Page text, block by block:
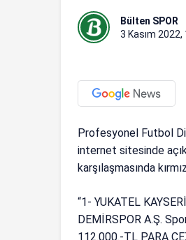
Bülten SPOR
3 Kasım 2022,
Profesyonel Futbol
internet sitesinde
karşılaşmasında
“1- YUKATEL
DEMİRSPOR A.Ş.
112.000.-TL PARA